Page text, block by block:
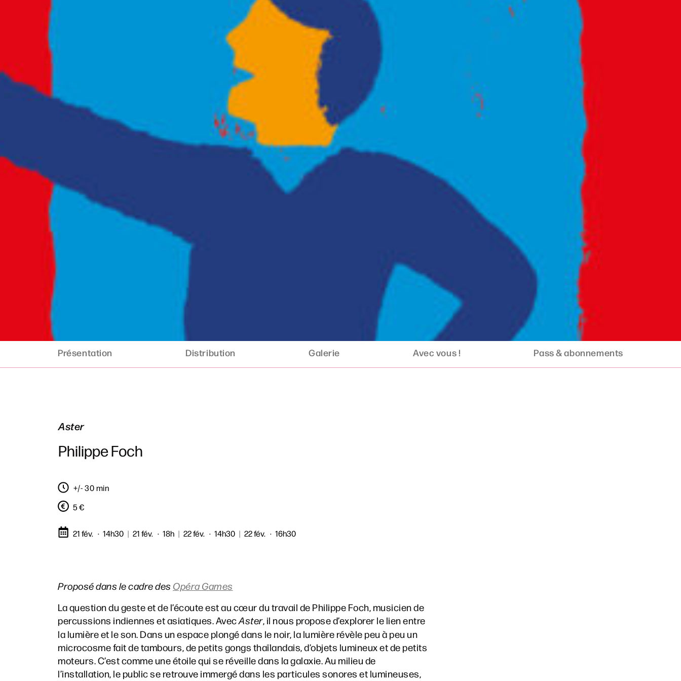
Présentation Distribution Galerie Avec vous ! Pass & abonnements
Aster
Philippe Foch
+/- 30 min
5 €
21 fév. 14h30 | 21 fév. 18h | 22 fév. 14h30 | 22 fév. 16h30
Proposé dans le cadre des Opéra Games
La question du geste et de l’écoute est au cœur du travail de Philippe Foch, musicien de
percussions indiennes et asiatiques. AvecAster, il nous propose d’explorer le lien entre
la lumière et le son. Dans un espace plongé dans le noir, la lumière révèle peu à peu un
microcosme fait de tambours, de petits gongs thaïlandais, d’objets lumineux et de petits
moteurs. C’est comme une étoile qui se réveille dans la galaxie. Au milieu de
l’installation, le public se retrouve immergé dans les particules sonores et lumineuses,